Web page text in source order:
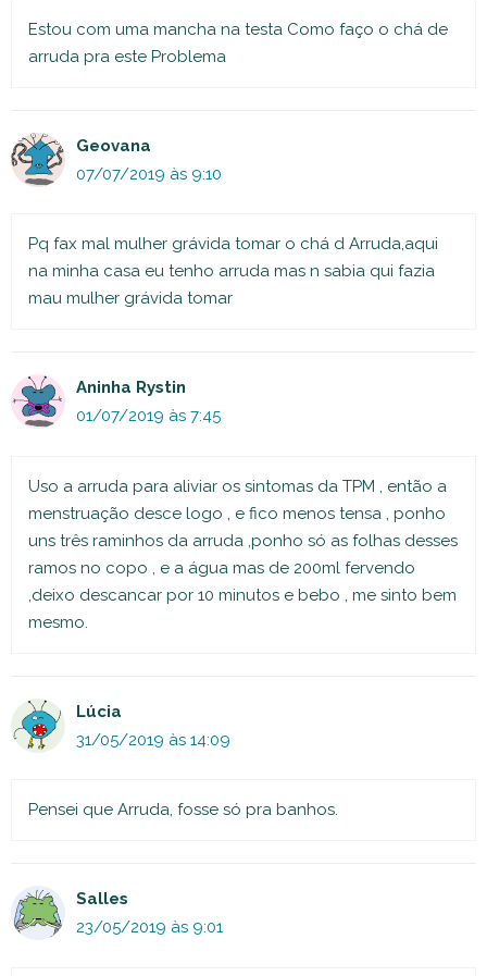
Estou com uma mancha na testa Como faço o chá de
arruda pra este Problema
Geovana
07/07/2019 às 9:10
Pq fax mal mulher grávida tomar o chá d Arruda,aqui
na minha casa eu tenho arruda mas n sabia qui fazia
mau mulher grávida tomar
Aninha Rystin
01/07/2019 às 7:45
Uso a arruda para aliviar os sintomas da TPM , então a
menstruação desce logo , e fico menos tensa , ponho
uns três raminhos da arruda ,ponho só as folhas desses
ramos no copo , e a água mas de 200ml fervendo
,deixo descancar por 10 minutos e bebo , me sinto bem
mesmo.
Lúcia
31/05/2019 às 14:09
Pensei que Arruda, fosse só pra banhos.
Salles
23/05/2019 às 9:01